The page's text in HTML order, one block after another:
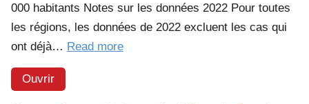
000 habitants Notes sur les données 2022 Pour toutes
les régions, les données de 2022 excluent les cas qui
ont déjà… Read moreof
Ouvrir